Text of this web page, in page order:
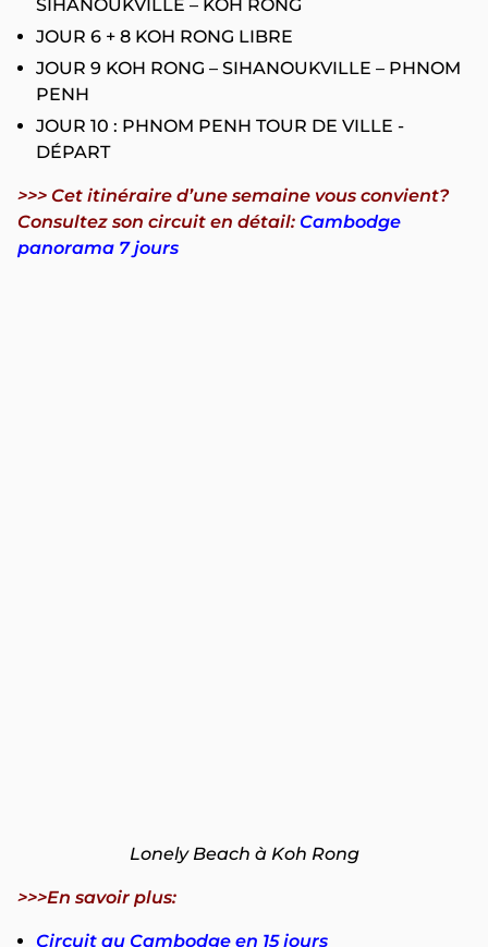
SIHANOUKVILLE – KOH RONG
JOUR 6 + 8 KOH RONG LIBRE
JOUR 9 KOH RONG – SIHANOUKVILLE – PHNOM
PENH
JOUR 10 : PHNOM PENH TOUR DE VILLE -
DÉPART
>>> Cet itinéraire d’une semaine vous convient?
Consultez son circuit en détail: Cambodge
panorama 7 jours
Lonely Beach à Koh Rong
>>>En savoir plus:
Circuit au Cambodge en 15 jours